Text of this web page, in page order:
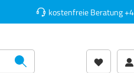
kostenfreie Beratung